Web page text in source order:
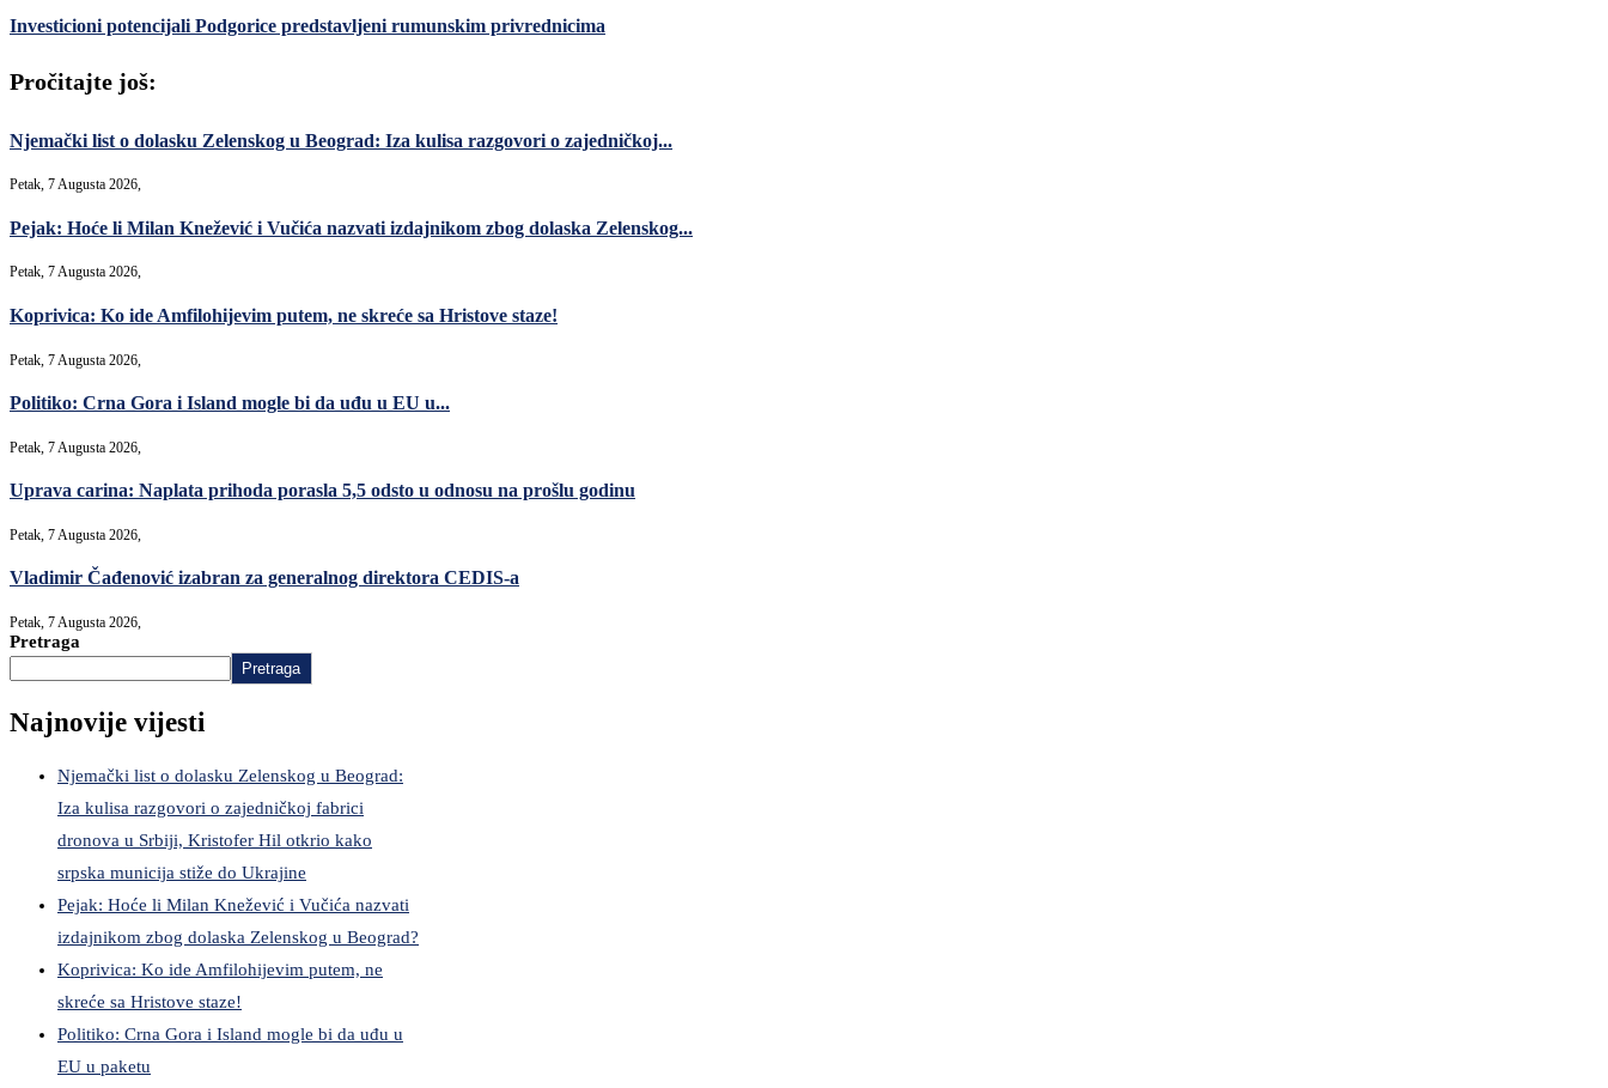
Investicioni potencijali Podgorice predstavljeni rumunskim privrednicima
Pročitajte još:
Njemački list o dolasku Zelenskog u Beograd: Iza kulisa razgovori o zajedničkoj...
Petak, 7 Augusta 2026,
Pejak: Hoće li Milan Knežević i Vučića nazvati izdajnikom zbog dolaska Zelenskog...
Petak, 7 Augusta 2026,
Koprivica: Ko ide Amfilohijevim putem, ne skreće sa Hristove staze!
Petak, 7 Augusta 2026,
Politiko: Crna Gora i Island mogle bi da uđu u EU u...
Petak, 7 Augusta 2026,
Uprava carina: Naplata prihoda porasla 5,5 odsto u odnosu na prošlu godinu
Petak, 7 Augusta 2026,
Vladimir Čađenović izabran za generalnog direktora CEDIS-a
Petak, 7 Augusta 2026,
Pretraga
Pretraga
Najnovije vijesti
Njemački list o dolasku Zelenskog u Beograd:
Iza kulisa razgovori o zajedničkoj fabrici
dronova u Srbiji, Kristofer Hil otkrio kako
srpska municija stiže do Ukrajine
Pejak: Hoće li Milan Knežević i Vučića nazvati
izdajnikom zbog dolaska Zelenskog u Beograd?
Koprivica: Ko ide Amfilohijevim putem, ne
skreće sa Hristove staze!
Politiko: Crna Gora i Island mogle bi da uđu u
EU u paketu